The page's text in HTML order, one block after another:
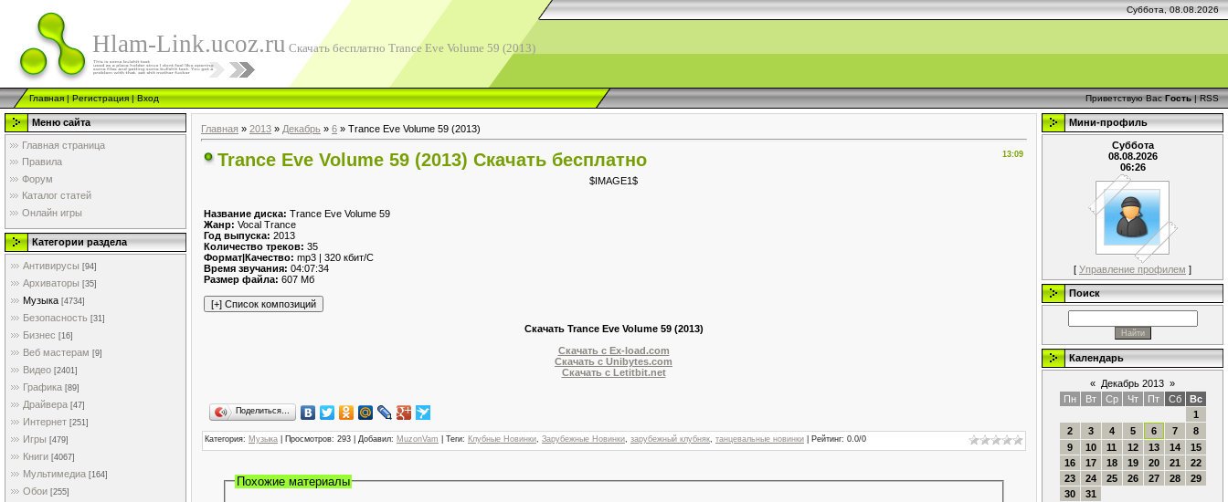
Суббота, 08.08.2026
Hlam-Link.ucoz.ru Скачать бесплатно Trance Eve Volume 59 (2013)
Главная|Регистрация|Вход Приветствую Вас Гость|RSS
Меню сайта
Главная страница
Правила
Форум
Каталог статей
Онлайн игры
Категории раздела
Антивирусы [94]
Архиваторы [35]
Музыка [4734]
Безопасность [31]
Бизнес [16]
Веб мастерам [9]
Видео [2401]
Графика [89]
Драйвера [47]
Интернет [251]
Игры [479]
Книги [4067]
Мультимедиа [164]
Обои [255]
Главная » 2013 » Декабрь » 6 » Trance Eve Volume 59 (2013)
13:09
Trance Eve Volume 59 (2013) Скачать бесплатно
$IMAGE1$
Название диска: Trance Eve Volume 59
Жанр: Vocal Trance
Год выпуска: 2013
Количество треков: 35
Формат|Качество: mp3 | 320 кбит/С
Время звучания: 04:07:34
Размер файла: 607 Мб
Скачать Trance Eve Volume 59 (2013)
Скачать с Ex-load.com
Скачать с Unibytes.com
Скачать с Letitbit.net
Поделиться…
Категория: Музыка Просмотров: 293 | Добавил: MuzonVam Теги: Клубные Новинки Зарубежные Новинки зарубежный клубняк танцевальные новинки Рейтинг: 0.0/0
Похожие материалы
Мини-профиль
Суббота
08.08.2026
06:26
[ Управление профилем ]
Поиск
Календарь
« Декабрь 2013 »
Пн
Вт Ср Чт Пт Сб
Вс
1
2
3 4 5 6 7
8
9
10 11 12 13 14
15
16
17 18 19 20 21
22
23
24 25 26 27 28
29
30
31